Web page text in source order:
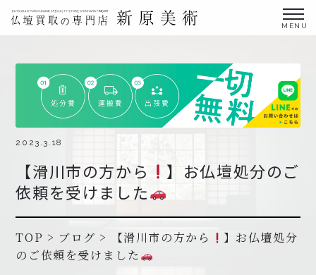
仏壇買取サービス
買取ステップ・お仏壇処分の流れ
ブログ
北陸三県外の方
よくあるご質問
協力店募集について
2023.3.18
【滑川市の方から
】お仏壇処分のご
依頼を受けました
TOP > ブログ > 【滑川市の方から
】お仏壇処分
のご依頼を受けました